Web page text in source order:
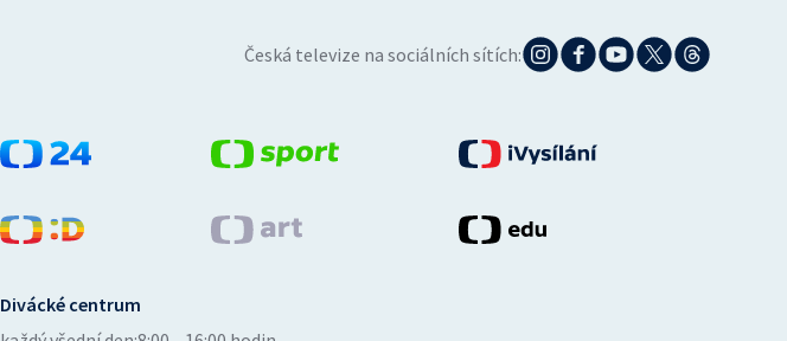
Česká televize na sociálních sítích:
Divácké centrum